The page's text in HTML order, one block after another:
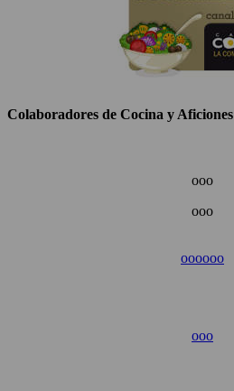
Colaboradores de Cocina y Aficiones
ooo
ooo
oooooo
ooo